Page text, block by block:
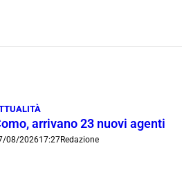
arrivano 23 nuovi agenti
08/202617:27Redazione